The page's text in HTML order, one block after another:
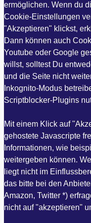
ermöglichen. Wenn du
Cookie-Einstellungen
"Akzeptieren" klickst,
Dann können auch
Youtube oder Google
willst, solltest Du
und die Seite nicht
Inkognito-Modus
Scriptblocker-Plugins
Mit einem Klick auf
gehostete Javascripte
Informationen, wie
weitergeben können.
liegt nicht im
das bitte bei den
Amazon, Twitter *)
nicht auf "akzeptieren"